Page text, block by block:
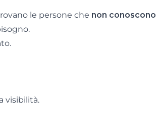
le persone che non conoscono
visibilità.